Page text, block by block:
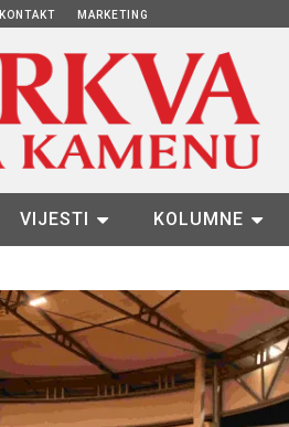
KONTAKT MARKETING
VIJESTI KOLUMNE